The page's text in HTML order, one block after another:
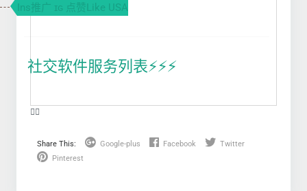
Ins推广 ɪɢ 点赞Like USA
社交软件服务列表⚡️⚡️⚡️
❤️‍🔥
Share This: Google-plus Facebook
Twitter
Pinterest